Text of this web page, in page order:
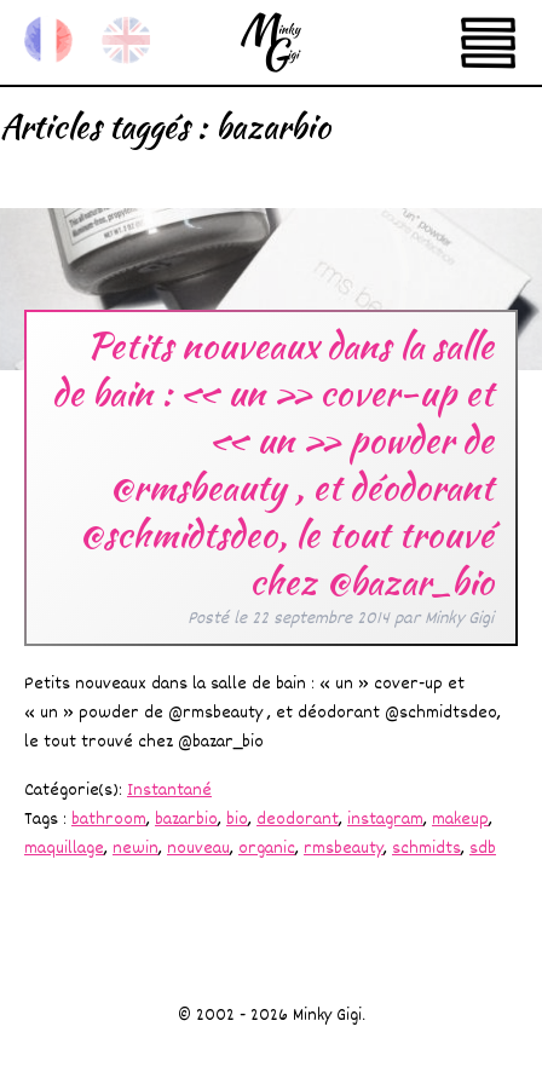
Articles taggés :bazarbio
Petits nouveaux dans la salle
de bain : « un » cover-up et
« un » powder de
@rmsbeauty , et déodorant
@schmidtsdeo, le tout trouvé
chez @bazar_bio
Posté le22 septembre 2014parMinky Gigi
Petits nouveaux dans la salle de bain : « un » cover-up et
« un » powder de @rmsbeauty , et déodorant @schmidtsdeo,
le tout trouvé chez @bazar_bio
Catégorie(s): Instantané
Tags : bathroom,bazarbio,bio,deodorant,instagram,makeup,
maquillage,newin,nouveau,organic,rmsbeauty,schmidts,sdb
© 2002 - 2026 Minky Gigi.